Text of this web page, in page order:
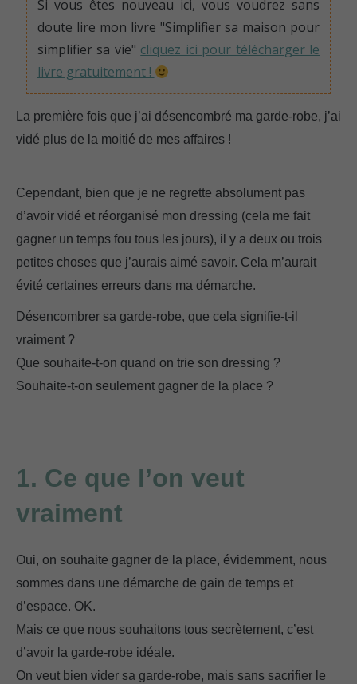
Si vous êtes nouveau ici, vous voudrez sans
doute lire mon livre "Simplifier sa maison pour
simplifier sa vie" cliquez ici pour télécharger le
livre gratuitement !
La première fois que j’ai désencombré ma garde-robe, j’ai
vidé plus de la moitié de mes affaires !
Cependant, bien que je ne regrette absolument pas
d’avoir vidé et réorganisé mon dressing (cela me fait
gagner un temps fou tous les jours), il y a deux ou trois
petites choses que j’aurais aimé savoir. Cela m’aurait
évité certaines erreurs dans ma démarche.
Désencombrer sa garde-robe, que cela signifie-t-il
vraiment ?
Que souhaite-t-on quand on trie son dressing ?
Souhaite-t-on seulement gagner de la place ?
1. Ce que l’on veut
vraiment
Oui, on souhaite gagner de la place, évidemment, nous
sommes dans une démarche de gain de temps et
d’espace. OK.
Mais ce que nous souhaitons tous secrètement, c’est
d’avoir la garde-robe idéale.
On veut bien vider sa garde-robe, mais sans sacrifier le